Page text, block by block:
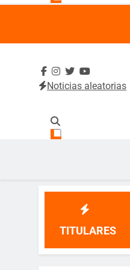
Noticias aleatorias
TITULARES